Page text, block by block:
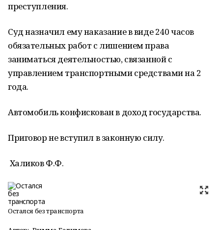
преступления.
Суд назначил ему наказание в виде 240 часов
обязательных работ с лишением права
заниматься деятельностью, связанной с
управлением транспортными средствами на 2
года.
Автомобиль конфискован в доход государства.
Приговор не вступил в законную силу.
Халиков Ф.Ф.
Остался без транспорта